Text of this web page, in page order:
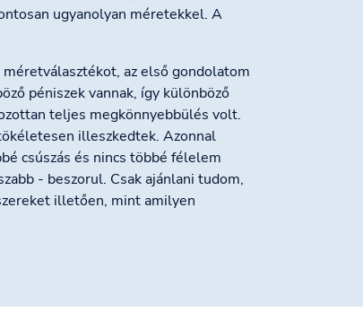
ugyanolyan méretekkel. A
az első gondolatom
péniszek vannak, így különböző
teljes megkönnyebbülés volt.
illeszkedtek. Azonnal
csúszás és nincs többé félelem
- beszorul. Csak ajánlani tudom,
illetően, mint amilyen